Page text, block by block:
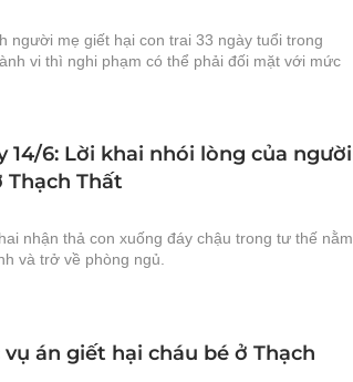
người mẹ giết hại con trai 33 ngày tuổi trong
vi thì nghi phạm có thể phải đối mặt với mức
14/6: Lời khai nhói lòng của người
Thạch Thất
nhận thả con xuống đáy chậu trong tư thế nằm
và trở về phòng ngủ.
án giết hại cháu bé ở Thạch